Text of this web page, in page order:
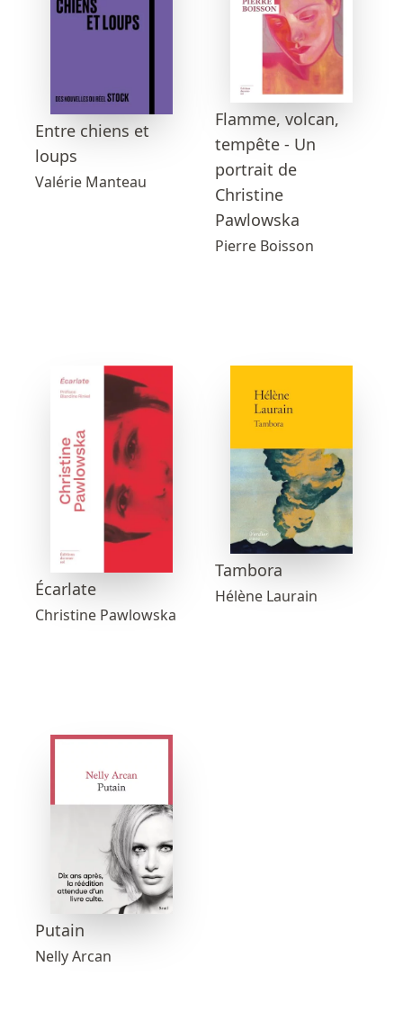
Entre chiens et
loups
Valérie Manteau
Flamme, volcan,
tempête - Un
portrait de
Christine
Pawlowska
Pierre Boisson
Écarlate
Christine Pawlowska
Tambora
Hélène Laurain
Putain
Nelly Arcan